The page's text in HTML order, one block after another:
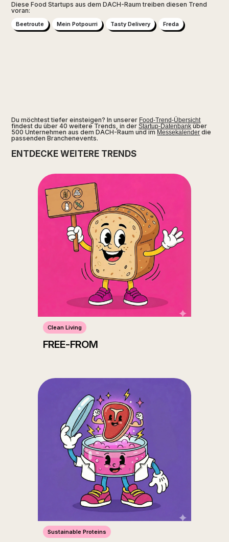
Diese Food Startups aus dem DACH-Raum treiben diesen Trend
voran:
Beetroute Mein Potpourri Tasty Delivery Freda
Du möchtest tiefer einsteigen? In unserer Food-Trend-Übersicht
findest du über 40 weitere Trends, in derStartup-Datenbank über
500 Unternehmen aus dem DACH-Raum und im Messekalender die
passenden Branchenevents.
ENTDECKE WEITERE TRENDS
Clean Living
FREE-FROM
Sustainable Proteins